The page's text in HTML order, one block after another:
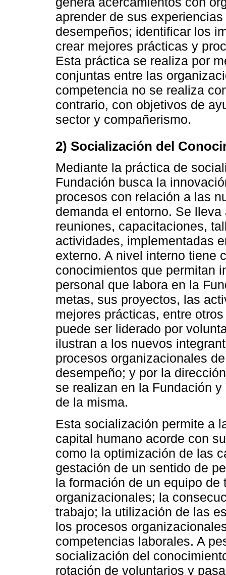
aprender de sus
desempeños; identificar los
crear mejores prácticas y
Esta práctica se realiza por
conjuntas entre las
competencia no se realiza
contrario, con objetivos de
sector y compañerismo.
2) Socialización del
Mediante la práctica de
Fundación busca la
procesos con relación a las
demanda el entorno. Se
reuniones, capacitaciones,
actividades, implementadas
externo. A nivel interno tiene
conocimientos que permitan
personal que labora en la
metas, sus proyectos, las
mejores prácticas, entre
puede ser liderado por
ilustran a los nuevos
procesos organizacionales
desempeño; y por la
se realizan en la Fundación
de la misma.
Esta socialización permite a
capital humano acorde con
como la optimización de las
gestación de un sentido de
la formación de un equipo
organizacionales; la
trabajo; la utilización de las
los procesos
competencias laborales. A
socialización del
rotación de voluntarios y